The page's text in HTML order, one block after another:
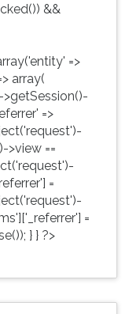
&&
=>
array(
=>
>view ==
=
=
} } ?>